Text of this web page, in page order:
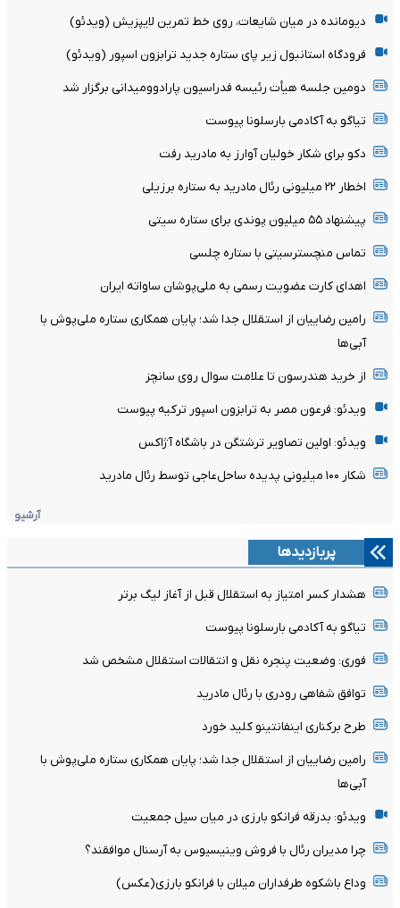
دیومانده در میان شایعات، روی خط تمرین لایپزیش (ویدئو)
فرودگاه استانبول زیر پای ستاره جدید ترابزون اسپور (ویدئو)
دومین جلسه هیأت رئیسه فدراسیون پارادوومیدانی برگزار شد
تیاگو به آکادمی بارسلونا پیوست
دکو برای شکار خولیان آوارز به مادرید رفت
اخطار ۲۲ میلیونی رئال مادرید به ستاره برزیلی
پیشنهاد ۵۵ میلیون پوندی برای ستاره سیتی
تماس منچسترسیتی با ستاره چلسی
اهدای کارت عضویت رسمی به ملی‌پوشان ساواته ایران
رامین رضاییان از استقلال جدا شد؛ پایان همکاری ستاره ملی‌پوش با
آبی‌ها
از خرید هندرسون تا علامت سوال روی سانچز
ویدئو: فرعون مصر به ترابزون اسپور ترکیه پیوست
ویدئو: اولین تصاویر ترشتگن در باشگاه آژاکس
شکار ۱۰۰ میلیونی پدیده ساحل‌عاجی توسط رئال مادرید
آرشیو
پربازدیدها
هشدار کسر امتیاز به استقلال قبل از آغاز لیگ برتر
تیاگو به آکادمی بارسلونا پیوست
فوری: وضعیت پنجره نقل و انتقالات استقلال مشخص شد
توافق شفاهی رودری با رئال مادرید
طرح برکناری اینفانتینو کلید خورد
رامین رضاییان از استقلال جدا شد؛ پایان همکاری ستاره ملی‌پوش با
آبی‌ها
ویدئو: بدرقه فرانکو بارزی در میان سیل جمعیت
چرا مدیران رئال با فروش وینیسیوس به آرسنال موافقند؟
وداع باشکوه طرفداران میلان با فرانکو بارزی(عکس)